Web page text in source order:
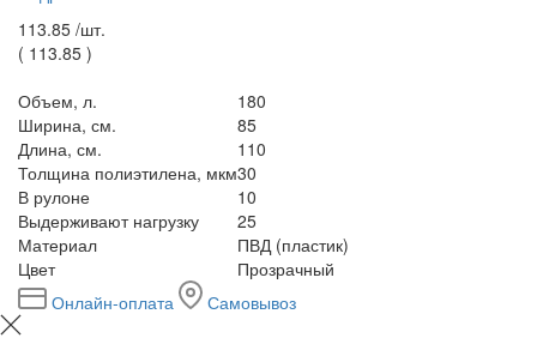
113.85 /шт.
( 113.85 )
Объем, л.
180
Ширина, см.
85
Длина, см.
110
Толщина полиэтилена, мкм30
В рулоне
10
Выдерживают нагрузку
25
Материал
ПВД (пластик)
Цвет
Прозрачный
Онлайн-оплата
Самовывоз